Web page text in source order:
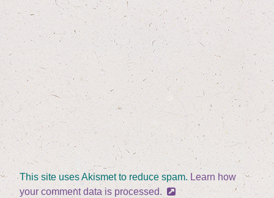
This site uses Akismet to reduce spam.Learn how
your comment data is processed.